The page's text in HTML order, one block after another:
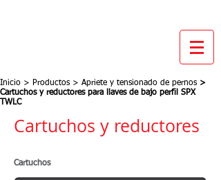
Inicio > Productos > Apriete y tensionado de pernos >
Cartuchos y reductores para llaves de bajo perfil SPX
TWLC
Cartuchos y reductores
Cartuchos